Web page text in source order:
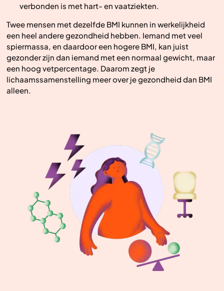
verbonden is met hart- en vaatziekten.
Twee mensen met dezelfde BMI kunnen in werkelijkheid
een heel andere gezondheid hebben. Iemand met veel
spiermassa, en daardoor een hogere BMI, kan juist
gezonder zijn dan iemand met een normaal gewicht, maar
een hoog vetpercentage. Daarom zegt je
lichaamssamenstelling meer over je gezondheid dan BMI
alleen.